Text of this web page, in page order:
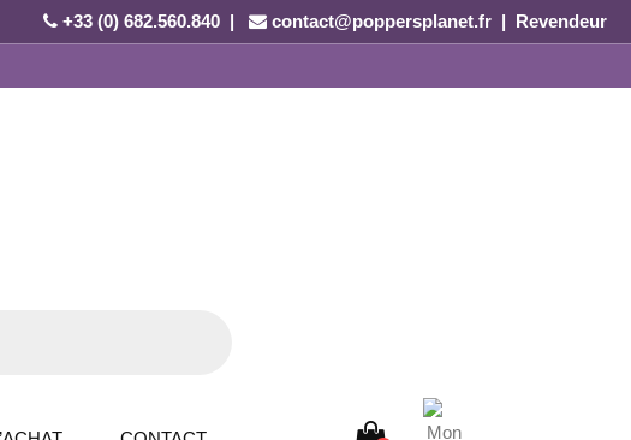
+33 (0) 682.560.840 | contact@poppersplanet.fr | Revendeur